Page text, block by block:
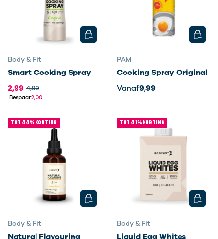
Body & Fit
Smart Cooking Spray
2,99 4,99
Bespaar2,00
KIES MOGELIJKHEDEN
PAM
Cooking Spray Original
Vanaf9,99
KIES
TOT 44% KORTING
Body & Fit
Natural Flavouring
KIES MOGELIJKHEDEN
TOT 41% KORTING
Body & Fit
Liquid Egg Whites
KIES